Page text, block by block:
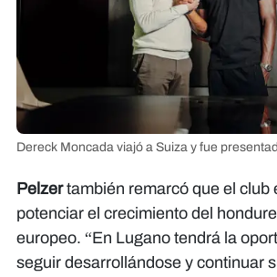
Dereck Moncada viajó a Suiza y fue
Pelzertambién remarcó que el club
potenciar el crecimiento del
europeo. “En Lugano tendrá la
seguir desarrollándose y continuar